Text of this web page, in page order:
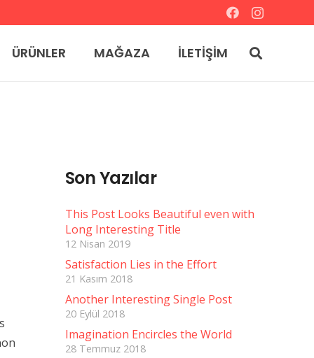
ÜRÜNLER MAĞAZA İLETİŞİM
Son Yazılar
This Post Looks Beautiful even with
Long Interesting Title
12 Nisan 2019
Satisfaction Lies in the Effort
21 Kasım 2018
Another Interesting Single Post
20 Eylül 2018
Imagination Encircles the World
28 Temmuz 2018